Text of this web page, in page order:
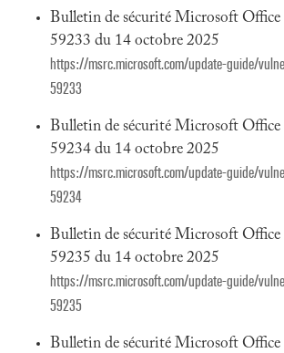
Bulletin de sécurité Microsoft
59233 du 14 octobre 2025
https://msrc.microsoft.com/update-guide/
59233
Bulletin de sécurité Microsoft
59234 du 14 octobre 2025
https://msrc.microsoft.com/update-guide/
59234
Bulletin de sécurité Microsoft
59235 du 14 octobre 2025
https://msrc.microsoft.com/update-guide/
59235
Bulletin de sécurité Microsoft